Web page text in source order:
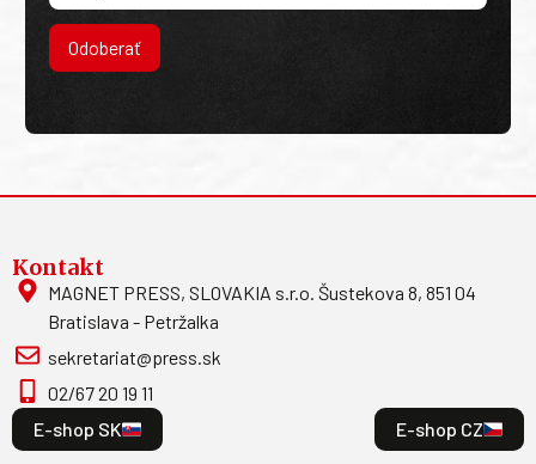
Odoberať
Kontakt
MAGNET PRESS, SLOVAKIA s.r.o. Šustekova 8, 851 04
Bratislava - Petržalka
sekretariat@press.sk
02/67 20 19 11
E-shop SK
E-shop CZ